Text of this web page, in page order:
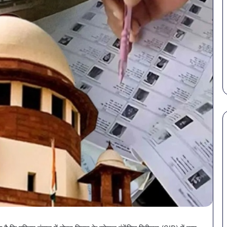
सावधान!
बोतलबंद
पानी
में
मिला
खतरनाक